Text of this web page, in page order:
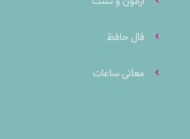
فال حافظ
معانی ساعات